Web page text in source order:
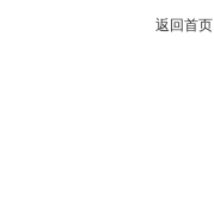
返回首页